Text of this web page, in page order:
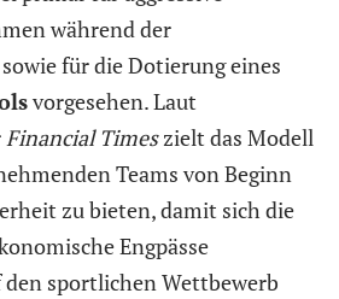
während der
für die Dotierung eines
vorgesehen. Laut
Financial Timeszielt das Modell
Teams von Beginn
zu bieten, damit sich die
Engpässe
sportlichen Wettbewerb